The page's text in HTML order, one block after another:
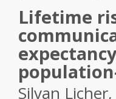
Lifetime
Silvan Licher,